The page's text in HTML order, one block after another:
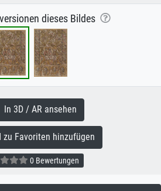
dieses Bildes
In 3D / AR ansehen
Favoriten hinzufügen
0 Bewertungen